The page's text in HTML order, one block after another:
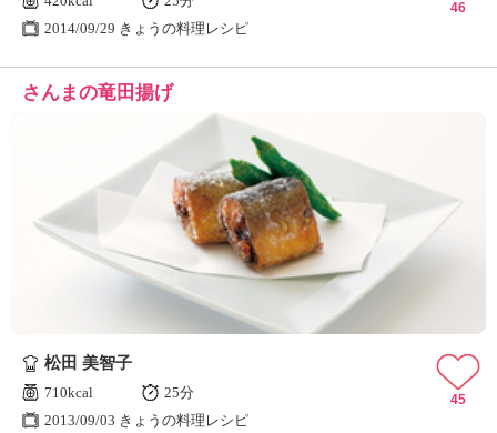
2014/09/29 きょうの料理レシピ
46
さんまの竜田揚げ
松田 美智子
710kcal
25分
2013/09/03 きょうの料理レシピ
45